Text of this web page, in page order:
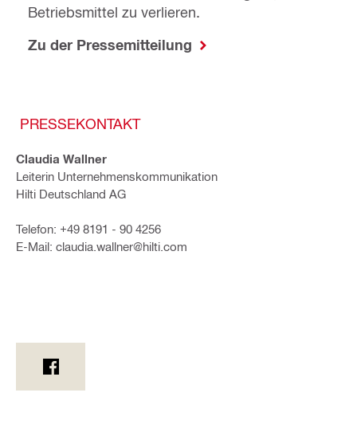
Betriebsmittel zu verlieren.
Zu der Pressemitteilung
PRESSEKONTAKT
Claudia Wallner
Leiterin Unternehmenskommunikation
Hilti Deutschland AG
Telefon: +49 8191 - 90 4256
E-Mail: claudia.wallner@hilti.com